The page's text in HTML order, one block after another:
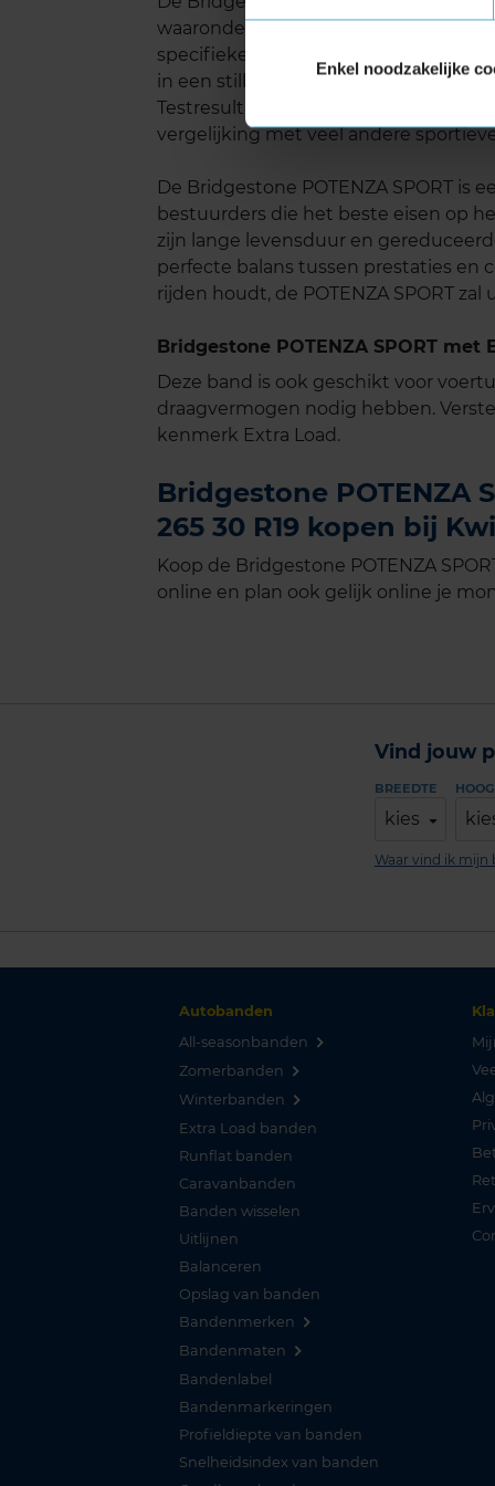
Enkel noodzakelijke
waaronder het geluidsniveau.
specifieke rubbersamenstelling,
in een stillere rit, wat vooral prettig is
Testresultaten van Autoweek
vergelijking met veel andere
De Bridgestone POTENZA SPORT is
bestuurders die het beste eisen op
zijn lange levensduur en
perfecte balans tussen prestaties en
rijden houdt, de POTENZA SPORT
Bridgestone POTENZA SPORT
Deze band is ook geschikt voor
draagvermogen nodig hebben.
kenmerk Extra Load.
Bridgestone POTENZA
265 30 R19 kopen bij
Koop de Bridgestone POTENZA
online en plan ook gelijk online je
Vind jouw
BREEDTE
kies
Waar vind ik mijn
Autobanden
All-seasonbanden
Zomerbanden
Winterbanden
Extra Load banden
Runflat banden
Caravanbanden
Banden wisselen
Uitlijnen
Balanceren
Opslag van banden
Bandenmerken
Bandenmaten
Bandenlabel
Bandenmarkeringen
Profieldiepte van banden
Snelheidsindex van banden